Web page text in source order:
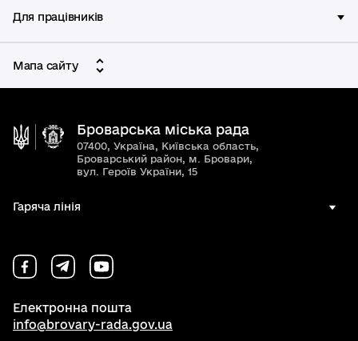
Для працівників
Мапа сайту
Броварська міська рада
07400, Україна, Київська область,
Броварський район, м. Бровари,
вул. Героїв України, 15
Гаряча лінія
Електронна пошта
info@brovary-rada.gov.ua